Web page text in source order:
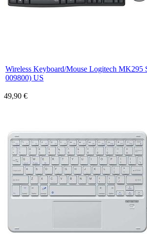
Wireless Keyboard/Mouse Logitech MK295
009800) US
49,90 €